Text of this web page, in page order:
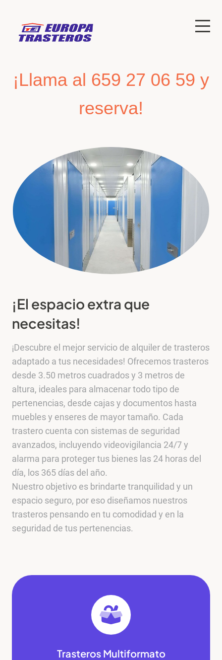
¡El espacio extra que
necesitas!
¡Descubre el mejor servicio de alquiler de trasteros
adaptado a tus necesidades! Ofrecemos trasteros
desde 3.50 metros cuadrados y 3 metros de
altura, ideales para almacenar todo tipo de
pertenencias, desde cajas y documentos hasta
muebles y enseres de mayor tamaño. Cada
trastero cuenta con sistemas de seguridad
avanzados, incluyendo videovigilancia 24/7 y
alarma para proteger tus bienes las 24 horas del
día, los 365 días del año.
Nuestro objetivo es brindarte tranquilidad y un
espacio seguro, por eso diseñamos nuestros
trasteros pensando en tu comodidad y en la
seguridad de tus pertenencias.
¡Llama al 659 27 06 59 y
reserva!
Trasteros Multiformato